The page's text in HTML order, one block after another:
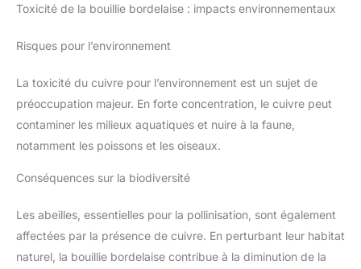
Toxicité de la bouillie bordelaise : impacts environnementaux
Risques pour l’environnement
La toxicité du cuivre pour l’environnement est un sujet de
préoccupation majeur. En forte concentration, le cuivre peut
contaminer les milieux aquatiques et nuire à la faune,
notamment les poissons et les oiseaux.
Conséquences sur la biodiversité
Les abeilles, essentielles pour la pollinisation, sont également
affectées par la présence de cuivre. En perturbant leur habitat
naturel, la bouillie bordelaise contribue à la diminution de la